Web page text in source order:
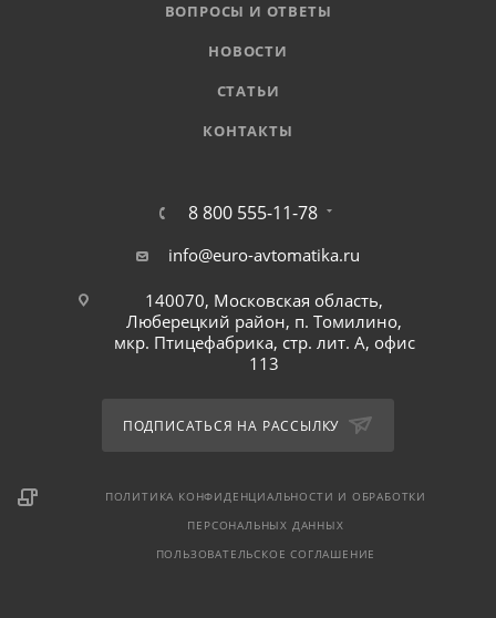
ВОПРОСЫ И ОТВЕТЫ
НОВОСТИ
СТАТЬИ
КОНТАКТЫ
8 800 555-11-78
info@euro-avtomatika.ru
140070, Московская область,
Люберецкий район, п. Томилино,
мкр. Птицефабрика, стр. лит. А, офис
113
ПОДПИСАТЬСЯ НА РАССЫЛКУ
ПОЛИТИКА КОНФИДЕНЦИАЛЬНОСТИ И ОБРАБОТКИ
ПЕРСОНАЛЬНЫХ ДАННЫХ
ПОЛЬЗОВАТЕЛЬСКОЕ СОГЛАШЕНИЕ